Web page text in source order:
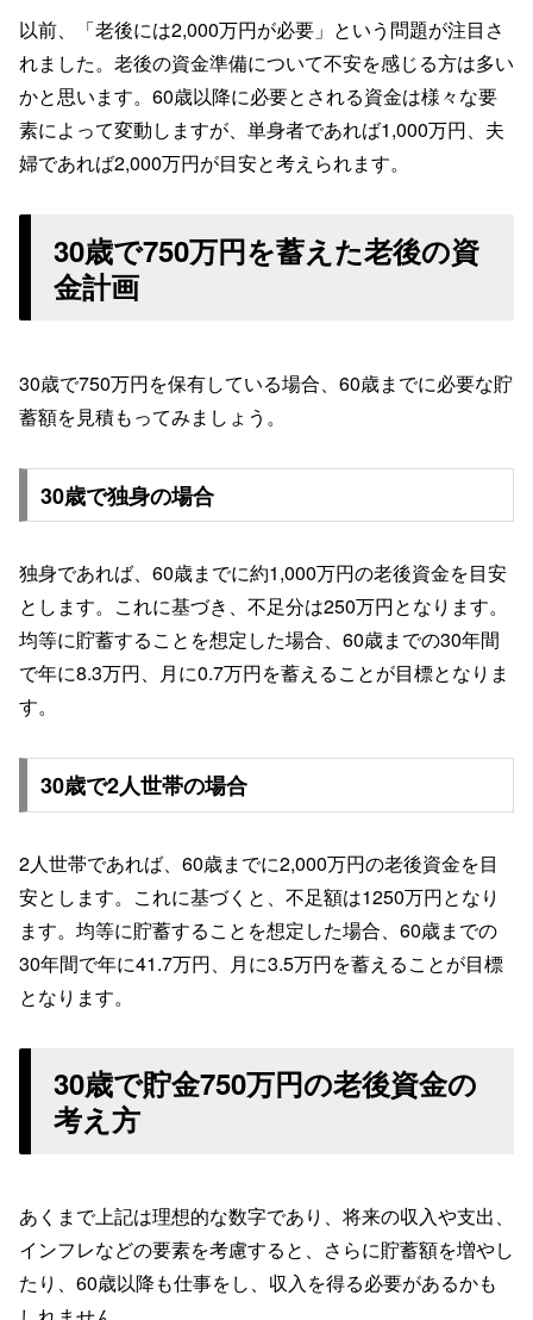
以前、「老後には2,000万円が必要」という問題が注目さ
れました。老後の資金準備について不安を感じる方は多い
かと思います。60歳以降に必要とされる資金は様々な要
素によって変動しますが、単身者であれば1,000万円、夫
婦であれば2,000万円が目安と考えられます。
30歳で750万円を蓄えた老後の資
金計画
30歳で750万円を保有している場合、60歳までに必要な貯
蓄額を見積もってみましょう。
30歳で独身の場合
独身であれば、60歳までに約1,000万円の老後資金を目安
とします。これに基づき、不足分は250万円となります。
均等に貯蓄することを想定した場合、60歳までの30年間
で年に8.3万円、月に0.7万円を蓄えることが目標となりま
す。
30歳で2人世帯の場合
2人世帯であれば、60歳までに2,000万円の老後資金を目
安とします。これに基づくと、不足額は1250万円となり
ます。均等に貯蓄することを想定した場合、60歳までの
30年間で年に41.7万円、月に3.5万円を蓄えることが目標
となります。
30歳で貯金750万円の老後資金の
考え方
あくまで上記は理想的な数字であり、将来の収入や支出、
インフレなどの要素を考慮すると、さらに貯蓄額を増やし
たり、60歳以降も仕事をし、収入を得る必要があるかも